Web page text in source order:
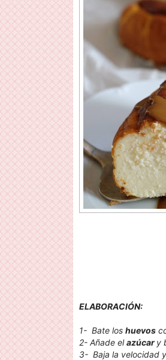
ELABORACIÓN:
1- Bate los huevos
2- Añade elazúcar y
3- Baja la velocidad